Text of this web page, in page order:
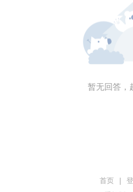
暂无回答，
首页